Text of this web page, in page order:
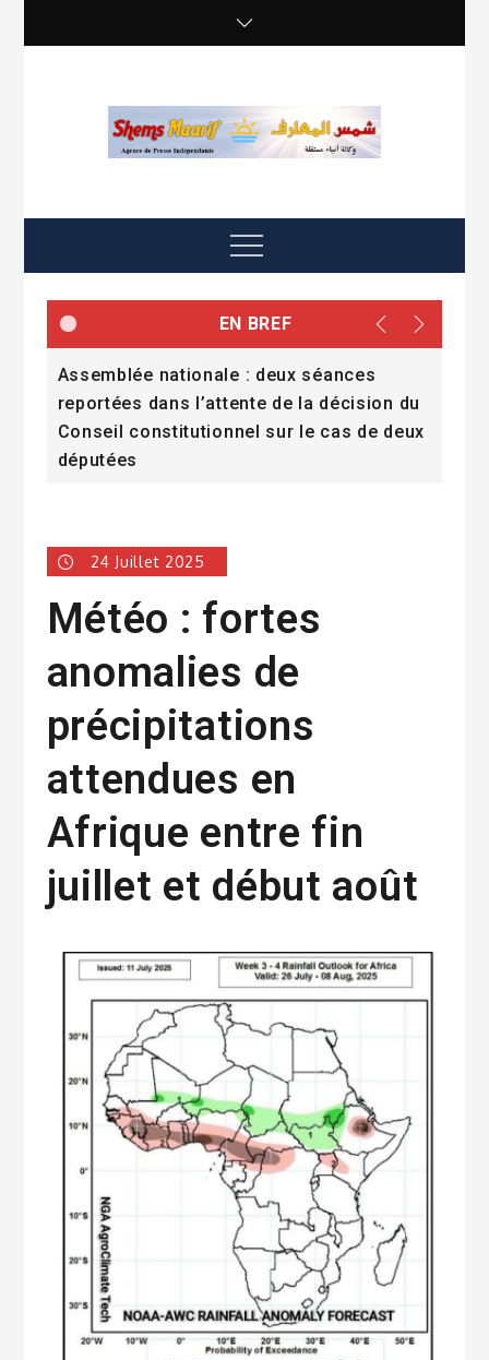
Menu
EN BREF
Assemblée nationale : deux séances
reportées dans l’attente de la décision du
Conseil constitutionnel sur le cas de deux
députées
24 Juillet 2025
Météo : fortes
anomalies de
précipitations
attendues en
Afrique entre fin
juillet et début août